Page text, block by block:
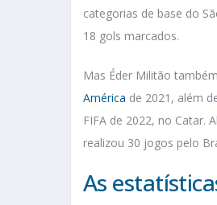
categorias de base do
18 gols marcados.
Mas Éder Militão
América de 2021, além
FIFA de 2022, no Catar.
realizou 30 jogos pelo
As